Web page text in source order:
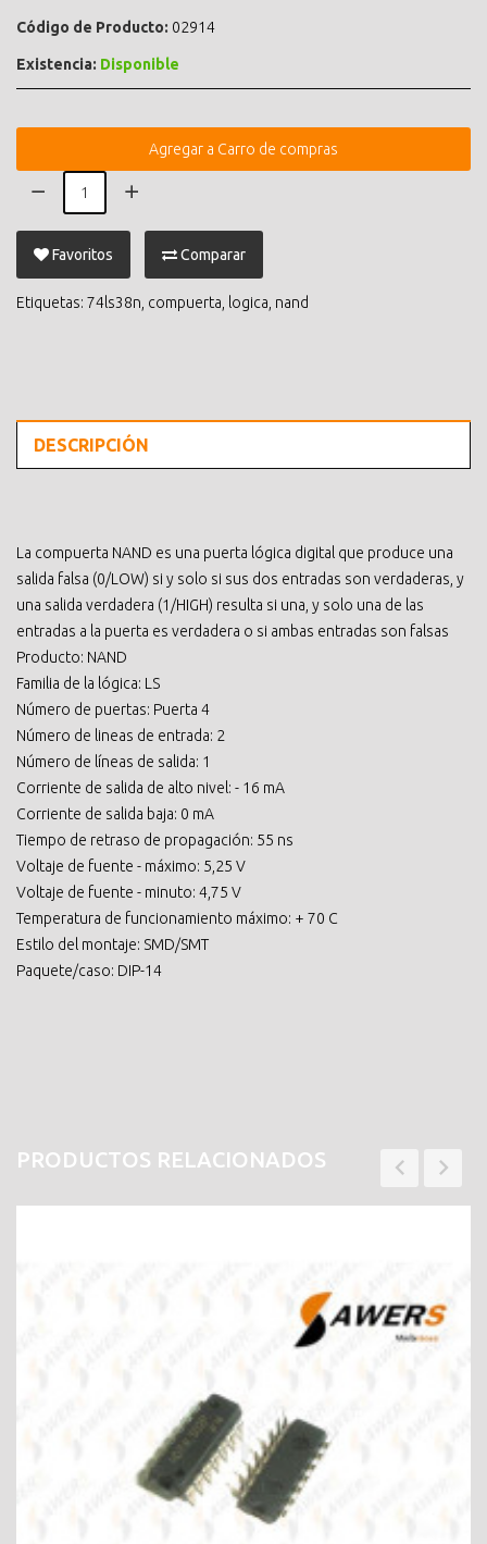
Código de Producto: 02914
Existencia: Disponible
Agregar a Carro de compras
Favoritos Comparar
Etiquetas: 74ls38n compuerta logica nand
DESCRIPCIÓN
La compuerta NAND es una puerta lógica digital que produce una
salida falsa (0/LOW) si y solo si sus dos entradas son verdaderas, y
una salida verdadera (1/HIGH) resulta si una, y solo una de las
entradas a la puerta es verdadera o si ambas entradas son falsas
Producto: NAND
Familia de la lógica: LS
Número de puertas: Puerta 4
Número de lineas de entrada: 2
Número de líneas de salida: 1
Corriente de salida de alto nivel: - 16 mA
Corriente de salida baja: 0 mA
Tiempo de retraso de propagación: 55 ns
Voltaje de fuente - máximo: 5,25 V
Voltaje de fuente - minuto: 4,75 V
Temperatura de funcionamiento máximo: + 70 C
Estilo del montaje: SMD/SMT
Paquete/caso: DIP-14
PRODUCTOS RELACIONADOS